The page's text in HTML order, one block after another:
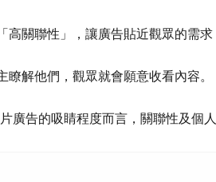
高關聯性」，讓廣告貼近觀眾的需求
瞭解他們，觀眾就會願意收看內容。
廣告的吸睛程度而言，關聯性及個